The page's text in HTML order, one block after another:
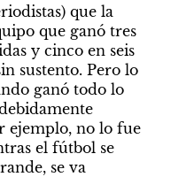
que la
que ganó tres
y cinco en seis
sustento. Pero lo
ganó todo lo
ejemplo, no lo fue
el fútbol se
se va